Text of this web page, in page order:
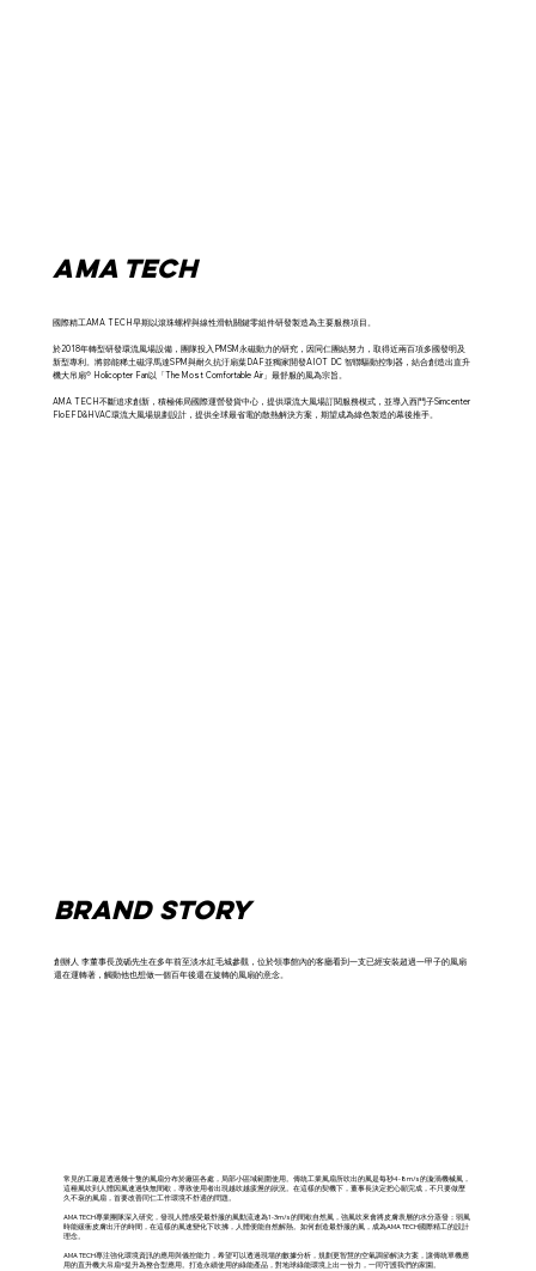
Ama tech
國際精工AMA TECH早期以滾珠螺桿與線性滑軌關鍵零組件研發製造為主要服務項目。
於2018年轉型研發環流風場設備，團隊投入PMSM永磁動力的研究，因同仁團結努力，取得近兩百項多國發明及
新型專利。將節能稀土磁浮馬達SPM與耐久抗汙扇葉DAF並獨家開發AIOT DC 智聯驅動控制器，結合創造出直升
機大吊扇® Holicopter Fan以「The Most Comfortable Air」最舒服的風為宗旨。
AMA TECH不斷追求創新，積極佈局國際運營發貨中心，提供環流大風場訂閱服務模式，並導入西門子Simcenter
FloEFD&HVAC環流大風場規劃設計，提供全球最省電的散熱解決方案，期望成為綠色製造的幕後推手。
Brand story
創辦人 李董事長茂碷先生在多年前至淡水紅毛城參觀，位於領事館內的客廳看到一支已經安裝超過一甲子的風扇
還在運轉著，觸動他也想做一個百年後還在旋轉的風扇的意念。
常見的工廠是透過幾十隻的風扇分布於廠區各處，局部小區域範圍使用。傳統工業風扇所吹出的風是每秒4-8m/s的漩渦機械風，
這種風吹到人體因風速過快無間歇，導致使用者出現越吹越疲憊的狀況。在這樣的契機下，董事長決定把心願完成，不只要做歷
久不衰的風扇，首要改善同仁工作環境不舒適的問題。
AMA TECH專業團隊深入研究，發現人體感受最舒服的風動流速為1-3m/s的間歇自然風，強風吹來會將皮膚表層的水分蒸發；弱風
時能緩衝皮膚出汗的時間，在這樣的風速變化下吹拂，人體便能自然解熱。如何創造最舒服的風，成為AMA TECH國際精工的設計
理念。
AMA TECH專注強化環境資訊的應用與儀控能力，希望可以透過現場的數據分析，規劃更智慧的空氣調節解決方案，讓傳統單機應
用的直升機大吊扇®提升為整合型應用。打造永續使用的綠能產品，對地球綠能環境上出一份力，一同守護我們的家園。